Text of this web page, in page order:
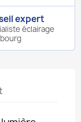
expert
éclairage